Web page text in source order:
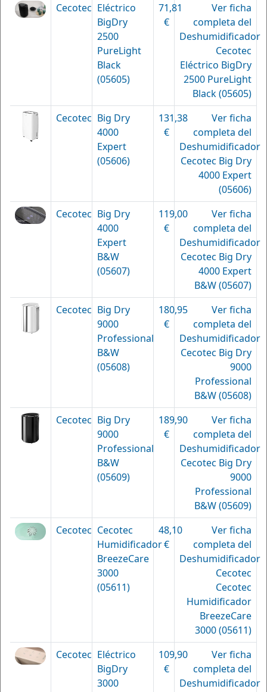
Cecotec Eléctrico
BigDry
2500
PureLight
Black
(05605)
71,81
€
Ver ficha
completa del
Deshumidificador
Cecotec
Eléctrico BigDry
2500 PureLight
Black (05605)
Cecotec Big Dry
4000
Expert
(05606)
131,38
€
Ver ficha
completa del
Deshumidificador
Cecotec Big Dry
4000 Expert
(05606)
Cecotec Big Dry
4000
Expert
B&W
(05607)
119,00
€
Ver ficha
completa del
Deshumidificador
Cecotec Big Dry
4000 Expert
B&W (05607)
Cecotec Big Dry
9000
Professional
B&W
(05608)
180,95
€
Ver ficha
completa del
Deshumidificador
Cecotec Big Dry
9000
Professional
B&W (05608)
Cecotec Big Dry
9000
Professional
B&W
(05609)
189,90
€
Ver ficha
completa del
Deshumidificador
Cecotec Big Dry
9000
Professional
B&W (05609)
Cecotec Cecotec
Humidificador
BreezeCare
3000
(05611)
48,10
€
Ver ficha
completa del
Deshumidificador
Cecotec
Cecotec
Humidificador
BreezeCare
3000 (05611)
Cecotec Eléctrico
BigDry
3000
109,90
€
Ver ficha
completa del
Deshumidificador